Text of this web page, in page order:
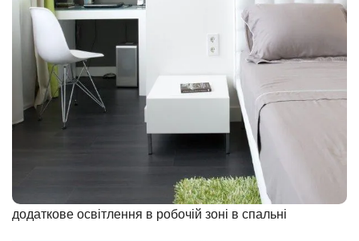
додаткове освітлення в робочій зоні в спальні